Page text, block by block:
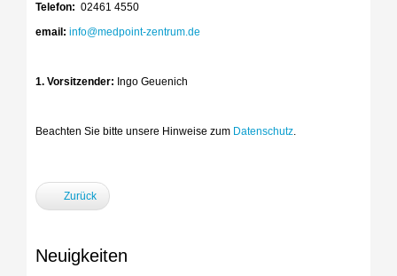
Telefon: 02461 4550
email: info@medpoint-zentrum.de
1. Vorsitzender: Ingo Geuenich
Beachten Sie bitte unsere Hinweise zum Datenschutz.
Zurück
Neuigkeiten